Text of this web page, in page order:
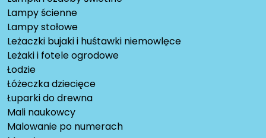
Lampy ścienne
Lampy stołowe
Leżaczki bujaki i huśtawki niemowlęce
Leżaki i fotele ogrodowe
Łodzie
Łóżeczka dziecięce
Łuparki do drewna
Mali naukowcy
Malowanie po numerach